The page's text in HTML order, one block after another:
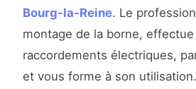
Bourg-la-Reine. Le
montage de la borne, effectue
raccordements électriques,
et vous forme à son utilisation.